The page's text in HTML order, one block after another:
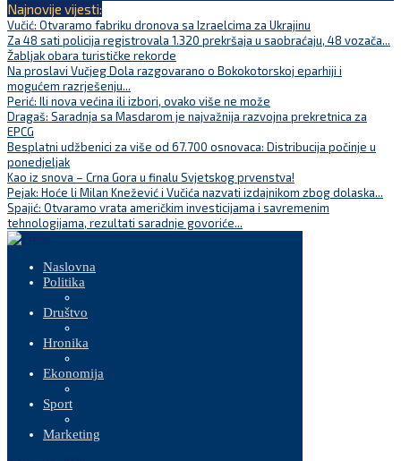
Najnovije vijesti:
Vučić: Otvaramo fabriku dronova sa Izraelcima za Ukrajinu
Za 48 sati policija registrovala 1.320 prekršaja u saobraćaju, 48 vozača...
Žabljak obara turističke rekorde
Na proslavi Vučjeg Dola razgovarano o Bokokotorskoj eparhiji i
mogućem razrješenju...
Perić: Ili nova većina ili izbori, ovako više ne može
Dragaš: Saradnja sa Masdarom je najvažnija razvojna prekretnica za
EPCG
Besplatni udžbenici za više od 67.700 osnovaca: Distribucija počinje u
ponedjeljak
Kao iz snova – Crna Gora u finalu Svjetskog prvenstva!
Pejak: Hoće li Milan Knežević i Vučića nazvati izdajnikom zbog dolaska...
Spajić: Otvaramo vrata američkim investicijama i savremenim
tehnologijama, rezultati saradnje govoriće...
Naslovna
Politika
Društvo
Hronika
Ekonomija
Sport
Marketing